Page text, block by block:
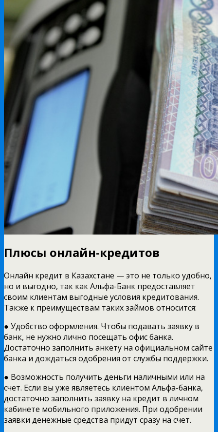
Плюсы онлайн-кредитов
Онлайн кредит в Казахстане — это не только удобно,
но и выгодно, так как Альфа-Банк предоставляет
своим клиентам выгодные условия кредитования.
Также к преимуществам таких займов относится:
● Удобство оформления. Чтобы подавать заявку в
банк, не нужно лично посещать офис банка.
Достаточно заполнить анкету на официальном сайте
банка и дождаться одобрения от службы поддержки.
● Возможность получить деньги наличными или на
счет. Если вы уже являетесь клиентом Альфа-банка,
достаточно заполнить заявку на кредит в личном
кабинете мобильного приложения. При одобрении
заявки денежные средства придут сразу на счет.